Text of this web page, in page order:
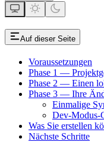
Auf dieser Seite
Voraussetzungen
Phase 1 —
Phase 2 — Einen
Phase 3 — Ihre
Einmalige
Dev-Modus-
Was Sie erstellen
Nächste Schritte